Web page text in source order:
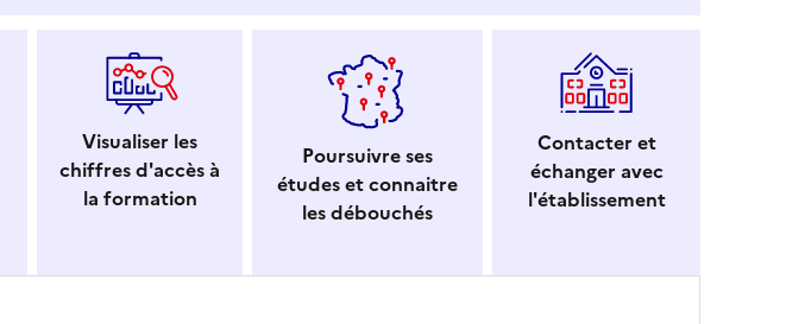
Visualiser les
chiffres d'accès à
la formation
Poursuivre ses
études et connaitre
les débouchés
Contacter et
échanger avec
l'établissement